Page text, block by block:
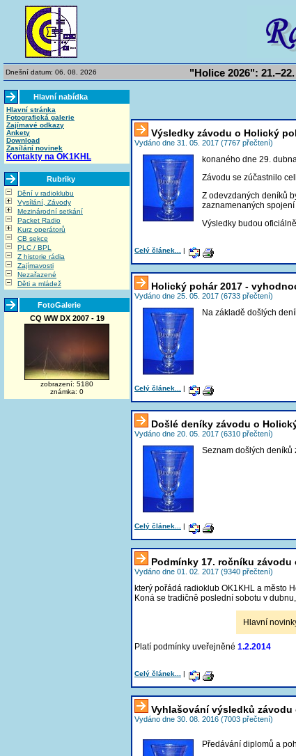
Dnešní datum: 06. 08. 2026 "Holice 2026":
Hlavní nabídka
Hlavní stránka
Fotografická galerie
Zajímavé odkazy
Ankety
Download
Zasílání novinek
Kontakty na OK1KHL
Rubriky
Dění v radioklubu
Vysílání, Závody
Mezinárodní setkání
Packet Radio
Kurz operátorů
CB sekce
PLC / BPL
Z historie rádia
Zajímavosti
Nezařazené
Děti a mládež
FotoGalerie
CQ WW DX 2007 - 19
zobrazení: 5180
známka: 0
Výsledky závodu o Holický
Vydáno dne 31. 05. 2017 (7767 přečtení)
konaného dne 29.
Závodu se zúčastnilo
Z odevzdaných deníků
zaznamenaných
Výsledky budou
Celý článek... |
Holický pohár 2017 -
Vydáno dne 25. 05. 2017 (6733 přečtení)
Na základě došlých
Celý článek... |
Došlé deníky závodu o
Vydáno dne 20. 05. 2017 (6310 přečtení)
Seznam došlých deníků
Celý článek... |
Podmínky 17. ročníku závodu
Vydáno dne 01. 02. 2017 (9340 přečtení)
který pořádá radioklub OK1KHL a město
Koná se tradičně poslední sobotu v
Hlavní
Platí podmínky uveřejněné 1.2.2014
Celý článek... |
Vyhlašování výsledků závodu
Vydáno dne 30. 08. 2016 (7003 přečtení)
Předávání diplomů a